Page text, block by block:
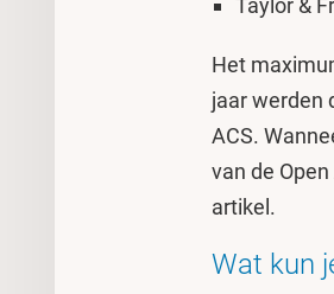
Taylor &
Het
jaar werden
ACS.
van de
artikel.
Wat kun